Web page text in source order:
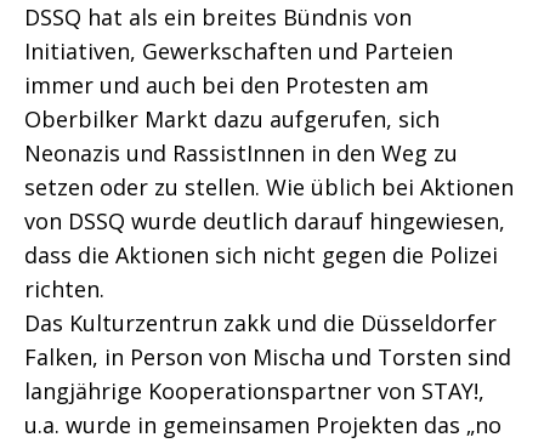
DSSQ hat als ein breites Bündnis von
Initiativen, Gewerkschaften und Parteien
immer und auch bei den Protesten am
Oberbilker Markt dazu aufgerufen, sich
Neonazis und RassistInnen in den Weg zu
setzen oder zu stellen. Wie üblich bei Aktionen
von DSSQ wurde deutlich darauf hingewiesen,
dass die Aktionen sich nicht gegen die Polizei
richten.
Das Kulturzentrun zakk und die Düsseldorfer
Falken, in Person von Mischa und Torsten sind
langjährige Kooperationspartner von STAY!,
u.a. wurde in gemeinsamen Projekten das „no